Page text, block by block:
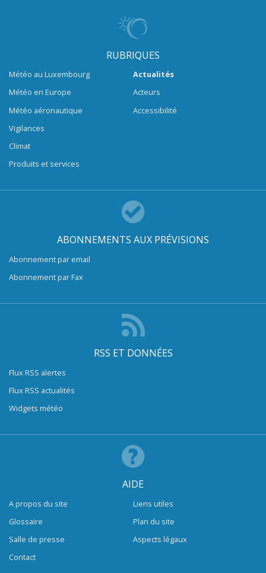
RUBRIQUES
Météo au Luxembourg
Météo en Europe
Météo aéronautique
Vigilances
Climat
Produits et services
Actualités
Acteurs
Accessibilité
ABONNEMENTS AUX PRÉVISIONS
Abonnement par email
Abonnement par Fax
RSS ET DONNÉES
Flux RSS alertes
Flux RSS actualités
Widgets météo
AIDE
A propos du site
Glossaire
Salle de presse
Contact
Liens utiles
Plan du site
Aspects légaux